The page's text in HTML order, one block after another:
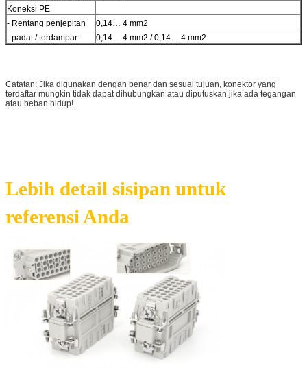
Koneksi PE
- Rentang penjepitan
0,14… 4 mm2
- padat / terdampar
0,14… 4 mm2 / 0,14… 4 mm2
Catatan: Jika digunakan dengan benar dan sesuai tujuan, konektor yang
terdaftar mungkin tidak dapat dihubungkan atau diputuskan jika ada tegangan
atau beban hidup!
Lebih detail sisipan untuk
referensi Anda